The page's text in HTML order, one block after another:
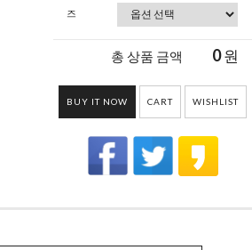
즈
총 상품 금액 0원
BUY IT NOW CART WISHLIST